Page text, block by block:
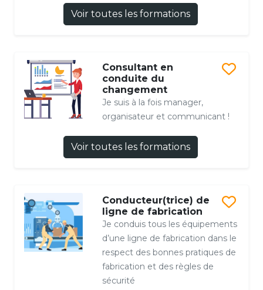
Voir toutes les formations
Consultant en
conduite du
changement
Je suis à la fois manager,
organisateur et communicant !
Voir toutes les formations
Conducteur(trice) de
ligne de fabrication
Je conduis tous les équipements
d’une ligne de fabrication dans le
respect des bonnes pratiques de
fabrication et des règles de
sécurité